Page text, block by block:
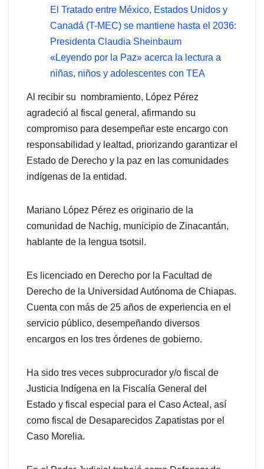
El Tratado entre México, Estados Unidos y
Canadá (T-MEC) se mantiene hasta el 2036:
Presidenta Claudia Sheinbaum
«Leyendo por la Paz» acerca la lectura a
niñas, niños y adolescentes con TEA
Al recibir su nombramiento, López Pérez
agradeció al fiscal general, afirmando su
compromiso para desempeñar este encargo con
responsabilidad y lealtad, priorizando garantizar el
Estado de Derecho y la paz en las comunidades
indígenas de la entidad.
Mariano López Pérez es originario de la
comunidad de Nachig, municipio de Zinacantán,
hablante de la lengua tsotsil.
Es licenciado en Derecho por la Facultad de
Derecho de la Universidad Autónoma de Chiapas.
Cuenta con más de 25 años de experiencia en el
servicio público, desempeñando diversos
encargos en los tres órdenes de gobierno.
Ha sido tres veces subprocurador y/o fiscal de
Justicia Indígena en la Fiscalía General del
Estado y fiscal especial para el Caso Acteal, así
como fiscal de Desaparecidos Zapatistas por el
Caso Morelia.